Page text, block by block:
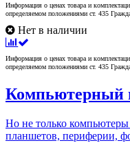
Информация о ценах товара и
определяемом положениями ст. 435
Нет в наличии
Информация о ценах товара и
определяемом положениями ст. 435
Компьютерный
Но не только
планшетов, периферии,